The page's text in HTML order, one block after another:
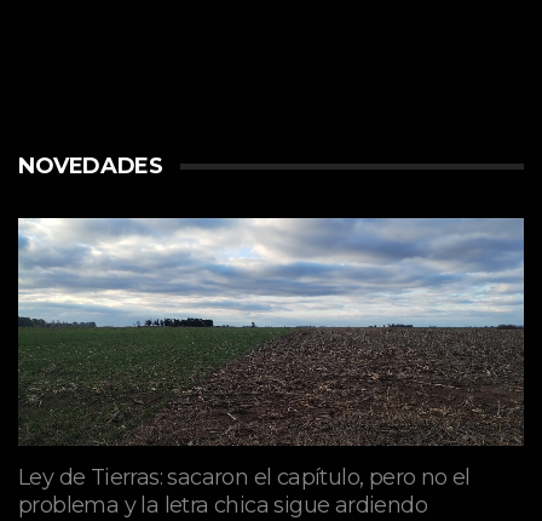
NOVEDADES
Ley de Tierras: sacaron el capítulo, pero no el
problema y la letra chica sigue ardiendo